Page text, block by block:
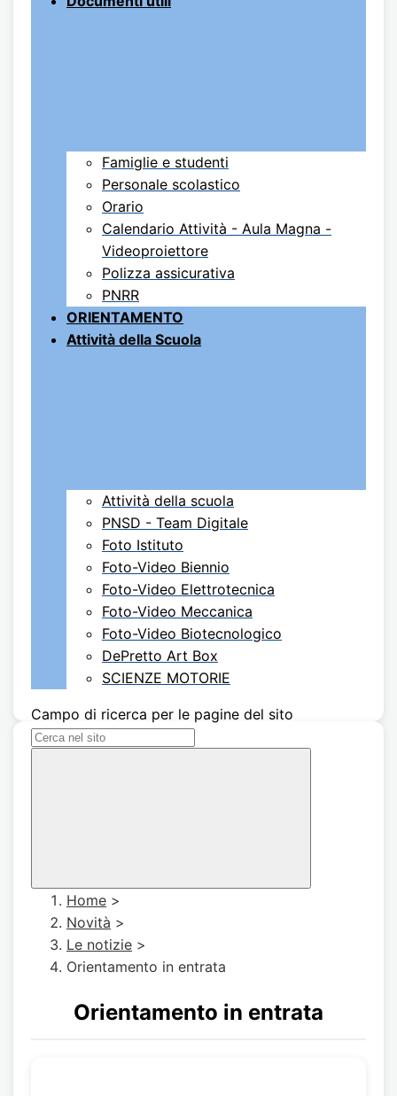
Famiglie e studenti
Personale scolastico
Orario
Calendario Attività - Aula Magna -
Videoproiettore
Polizza assicurativa
PNRR
ORIENTAMENTO
Attività della Scuola
Attività della scuola
PNSD - Team Digitale
Foto Istituto
Foto-Video Biennio
Foto-Video Elettrotecnica
Foto-Video Meccanica
Foto-Video Biotecnologico
DePretto Art Box
SCIENZE MOTORIE
Campo di ricerca per le pagine del sito
Home >
Novità >
Le notizie >
Orientamento in entrata
Orientamento in entrata